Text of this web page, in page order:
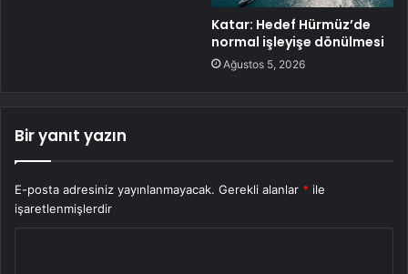
Katar: Hedef Hürmüz’de
normal işleyişe dönülmesi
Ağustos 5, 2026
Bir yanıt yazın
E-posta adresiniz yayınlanmayacak. Gerekli alanlar * ile
işaretlenmişlerdir